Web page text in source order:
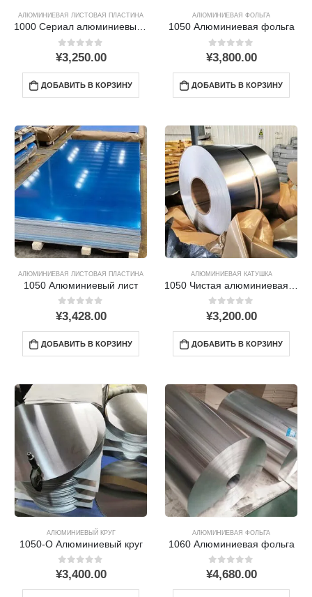
АЛЮМИНИЕВАЯ ЛИСТОВАЯ ПЛАСТИНА
1000 Сериал алюминиевый лист
0из 5
¥3,250.00
ДОБАВИТЬ В КОРЗИНУ
АЛЮМИНИЕВАЯ ФОЛЬГА
1050 Алюминиевая фольга
0из 5
¥3,800.00
ДОБАВИТЬ В КОРЗИНУ
АЛЮМИНИЕВАЯ ЛИСТОВАЯ ПЛАСТИНА
1050 Алюминиевый лист
0из 5
¥3,428.00
ДОБАВИТЬ В КОРЗИНУ
АЛЮМИНИЕВАЯ КАТУШКА
0из 5
¥3,200.00
ДОБАВИТЬ В КОРЗИНУ
АЛЮМИНИЕВЫЙ КРУГ
1050-O Алюминиевый круг
0из 5
¥3,400.00
АЛЮМИНИЕВАЯ ФОЛЬГА
1060 Алюминиевая фольга
0из 5
¥4,680.00